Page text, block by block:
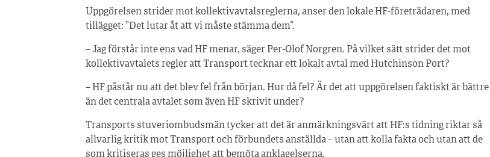
Uppgörelsen strider mot kollektivavtalsreglerna, anser den lokale HF-företrädaren, med
tillägget: ”Det lutar åt att vi måste stämma dem”.
– Jag förstår inte ens vad HF menar, säger Per-Olof Norgren. På vilket sätt strider det mot
kollektivavtalets regler att Transport tecknar ett lokalt avtal med Hutchinson Port?
– HF påstår nu att det blev fel från början. Hur då fel? Är det att uppgörelsen faktiskt är bättre
än det centrala avtalet som även HF skrivit under?
Transports stuveriombudsmän tycker att det är anmärkningsvärt att HF:s tidning riktar så
allvarlig kritik mot Transport och förbundets anställda – utan att kolla fakta och utan att de
som kritiseras ges möjlighet att bemöta anklagelserna.